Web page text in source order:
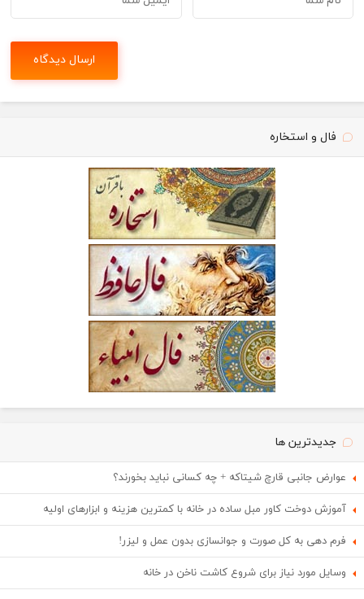
فال و استخاره
جدیدترین ها
عوارض جانبی قارچ شیتاکه + چه کسانی نباید بخورند؟
آموزش دوخت کاور مبل ساده در خانه با کمترین هزینه و ابزارهای اولیه
فرم دهی به کل صورت و جوانسازی بدون عمل و لیزر!
وسایل مورد نیاز برای شروع کاشت ناخن در خانه